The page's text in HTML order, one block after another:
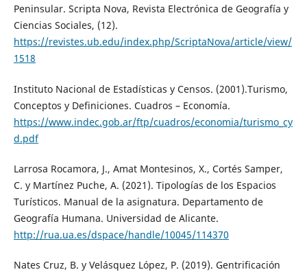
Peninsular. Scripta Nova, Revista Electrónica de Geografía y
Ciencias Sociales, (12).
https://revistes.ub.edu/index.php/ScriptaNova/article/view/
1518
Instituto Nacional de Estadísticas y Censos. (2001).Turismo,
Conceptos y Definiciones. Cuadros – Economía.
https://www.indec.gob.ar/ftp/cuadros/economia/turismo_cy
d.pdf
Larrosa Rocamora, J., Amat Montesinos, X., Cortés Samper,
C. y Martínez Puche, A. (2021). Tipologías de los Espacios
Turísticos. Manual de la asignatura. Departamento de
Geografía Humana. Universidad de Alicante.
http://rua.ua.es/dspace/handle/10045/114370
Nates Cruz, B. y Velásquez López, P. (2019). Gentrificación